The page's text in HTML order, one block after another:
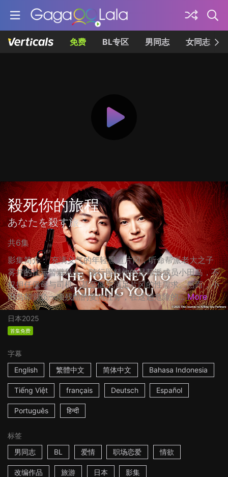
免费 BL专区 男同志 女同志
殺死你的旅程
あなたを殺す旅
共6集
影集简介： 充满义气的年轻黑道片冈，听命帮派老大之子
雾井的指示暂避风头。随行照料他的是帮派成员小田岛，不
仅担任保母与司机，甚至偶尔满足片冈的性需求。然而，小
田岛却背负一项残酷的复仇任务，在这趟危险的... More
日本2025
首集免费
字幕
English
繁體中文 简体中文 Bahasa Indonesia
Tiếng Việt français Deutsch Español
Português हिन्दी
标签
男同志
BL 爱情 职场恋爱 情欲
改编作品 旅游 日本 影集